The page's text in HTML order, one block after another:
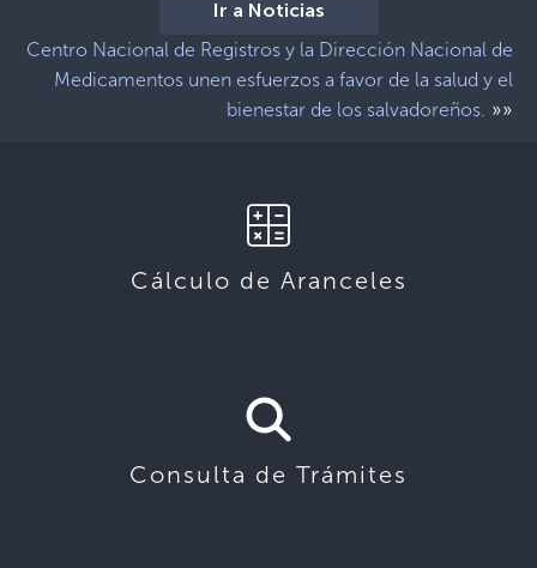
Ir a Noticias
Centro Nacional de Registros y la Dirección Nacional de
Medicamentos unen esfuerzos a favor de la salud y el
bienestar de los salvadoreños. »»
Cálculo de Aranceles
Consulta de Trámites